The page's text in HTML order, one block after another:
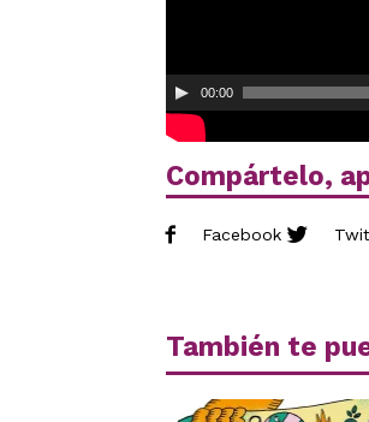
00:00
Compártelo,
Facebook
También te